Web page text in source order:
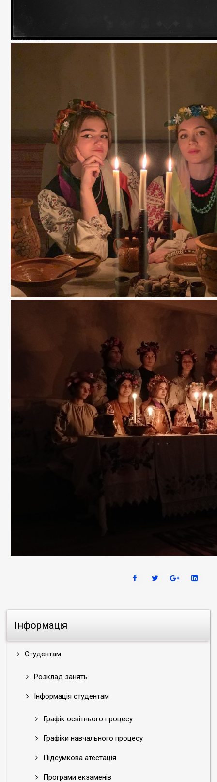
Інформація
Студентам
Розклад занять
Інформація студентам
Графік освітнього процесу
Графіки навчального процесу
Підсумкова атестація
Програми екзаменів